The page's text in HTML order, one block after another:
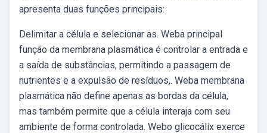
apresenta duas funções principais:
Delimitar a célula e selecionar as. Weba principal
função da membrana plasmática é controlar a entrada e
a saída de substâncias, permitindo a passagem de
nutrientes e a expulsão de resíduos,. Weba membrana
plasmática não define apenas as bordas da célula,
mas também permite que a célula interaja com seu
ambiente de forma controlada. Webo glicocálix exerce